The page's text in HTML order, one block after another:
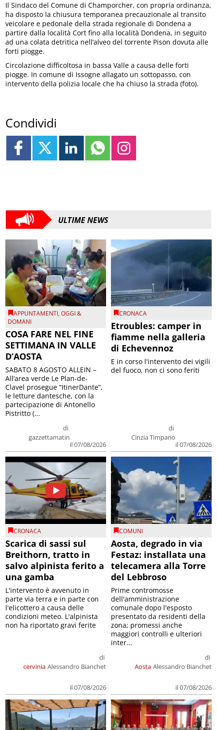
Il Sindaco del Comune di Champorcher, con propria ordinanza,
ha disposto la chiusura temporanea precauzionale al transito
veicolare e pedonale della strada regionale di Dondena a
partire dalla località Cort fino alla località Dondena, in seguito
ad una colata detritica nell’alveo del torrente Pison dovuta alle
forti piogge.
Circolazione difficoltosa in bassa Valle a causa delle forti
piogge. In comune di Issogne allagato un sottopasso, con
intervento della polizia locale che ha chiuso la strada (foto).
Condividi
ULTIME NEWS
APPUNTAMENTI,OGGI &
DOMANI
COSA FARE NEL FINE
SETTIMANA IN VALLE
D’AOSTA
di
gazzettamatin
il 07/08/2026
SABATO 8 AGOSTO ALLEIN –
All’area verde Le Plan-de-
Clavel prosegue “ItinerDante”,
le letture dantesche, con la
partecipazione di Antonello
Pistritto (...
CRONACA
Etroubles: camper in
fiamme nella galleria
di Echevennoz
di
Cinzia Timpano
il 07/08/2026
E in corso l'intervento dei vigili
del fuoco, non ci sono feriti
CRONACA
Scarica di sassi sul
Breithorn, tratto in
salvo alpinista ferito a
una gamba
cervinia
di
Alessandro Bianchet
il 07/08/2026
L'intervento è avvenuto in
parte via terra e in parte con
l'elicottero a causa delle
condizioni meteo. L'alpinista
non ha riportato gravi ferite
COMUNI
Aosta, degrado in via
Festaz: installata una
telecamera alla Torre
del Lebbroso
Aosta
di
Alessandro Bianchet
il 07/08/2026
Prime contromosse
dell'amministrazione
comunale dopo l'esposto
presentato da residenti della
zona; promessi anche
maggiori controlli e ulteriori
inter...